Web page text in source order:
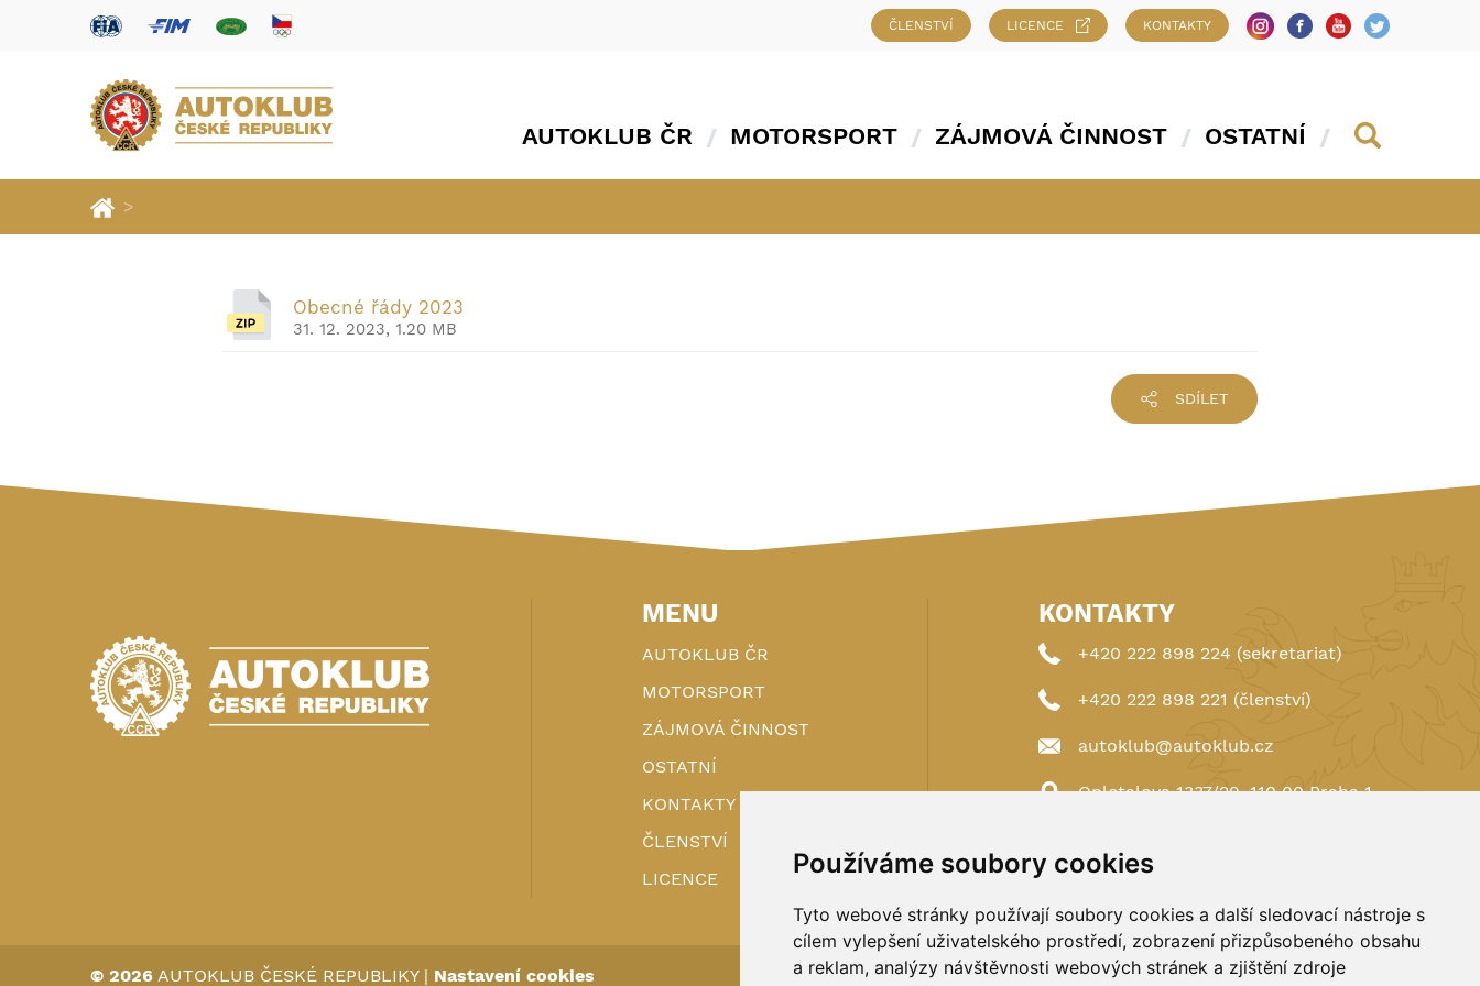
Používáme soubory cookies
Tyto webové stránky používají soubory cookies a další sledovací nástroje s
cílem vylepšení uživatelského prostředí, zobrazení přizpůsobeného obsahu
a reklam, analýzy návštěvnosti webových stránek a zjištění zdroje
ČLENSTVÍ LICENCE KONTAKTY
AUTOKLUB ČR MOTORSPORT ZÁJMOVÁ ČINNOST OSTATNÍ
>
Obecné řády 2023
31. 12. 2023, 1.20 MB
SDÍLET
MENU
AUTOKLUB ČR
MOTORSPORT
ZÁJMOVÁ ČINNOST
OSTATNÍ
KONTAKTY
ČLENSTVÍ
LICENCE
KONTAKTY
+420 222 898 224 (sekretariat)
+420 222 898 221 (členství)
autoklub@autoklub.cz
Opletalova 1337/29, 110 00 Praha 1
© 2026 AUTOKLUB ČESKÉ REPUBLIKY| Nastavení cookies Spravováno a hostováno uDIGITREE